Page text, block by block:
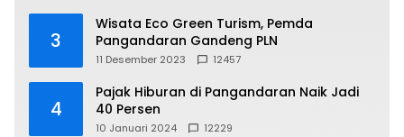
3
Wisata Eco Green Turism, Pemda
Pangandaran Gandeng PLN
11 Desember 2023 12457
4
Pajak Hiburan di Pangandaran Naik Jadi
40 Persen
10 Januari 2024 12229